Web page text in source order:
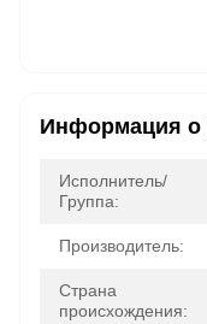
Информация о
Исполнитель/
Группа:
Производитель:
Страна
происхождения: